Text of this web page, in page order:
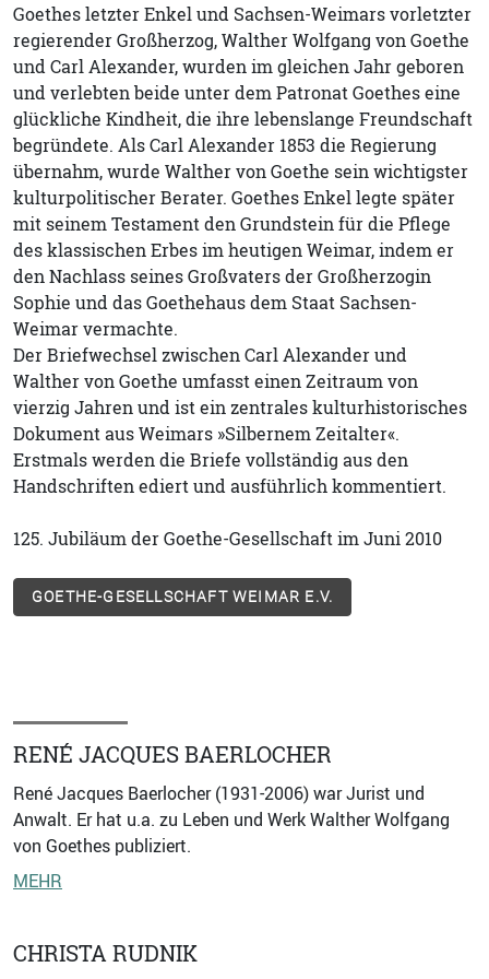
Goethes letzter Enkel und Sachsen-Weimars vorletzter
regierender Großherzog, Walther Wolfgang von Goethe
und Carl Alexander, wurden im gleichen Jahr geboren
und verlebten beide unter dem Patronat Goethes eine
glückliche Kindheit, die ihre lebenslange Freundschaft
begründete. Als Carl Alexander 1853 die Regierung
übernahm, wurde Walther von Goethe sein wichtigster
kulturpolitischer Berater. Goethes Enkel legte später
mit seinem Testament den Grundstein für die Pflege
des klassischen Erbes im heutigen Weimar, indem er
den Nachlass seines Großvaters der Großherzogin
Sophie und das Goethehaus dem Staat Sachsen-
Weimar vermachte.
Der Briefwechsel zwischen Carl Alexander und
Walther von Goethe umfasst einen Zeitraum von
vierzig Jahren und ist ein zentrales kulturhistorisches
Dokument aus Weimars »Silbernem Zeitalter«.
Erstmals werden die Briefe vollständig aus den
Handschriften ediert und ausführlich kommentiert.
125. Jubiläum der Goethe-Gesellschaft im Juni 2010
GOETHE-GESELLSCHAFT WEIMAR E.V.
RENÉ JACQUES BAERLOCHER
René Jacques Baerlocher (1931-2006) war Jurist und
Anwalt. Er hat u.a. zu Leben und Werk Walther Wolfgang
von Goethes publiziert.
MEHR
CHRISTA RUDNIK